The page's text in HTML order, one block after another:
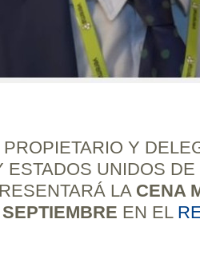
Y
ESTADOS UNIDOS
LA CENA
EN EL